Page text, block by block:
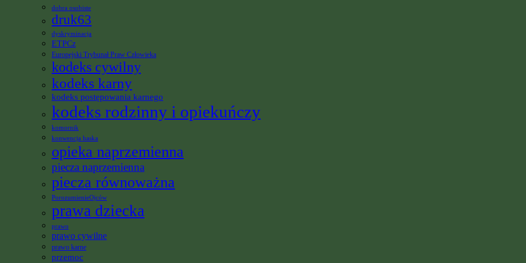
dobra osobiste
druk63
dyskryminacja
ETPCz
Europejski Trybunał Praw Człowieka
kodeks cywilny
kodeks karny
kodeks postępowania karnego
kodeks rodzinny i opiekuńczy
komornik
konwencja haska
opieka naprzemienna
piecza naprzemienna
piecza równoważna
PorozumienieOjców
prawa dziecka
prawo
prawo cywilne
prawo karne
przemoc